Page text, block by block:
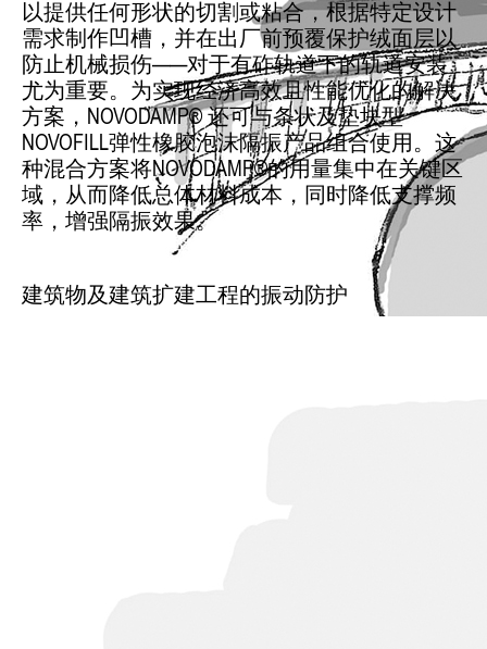
以提供任何形状的切割或粘合，根据特定设计
需求制作凹槽，并在出厂前预覆保护绒面层以
防止机械损伤——对于有砟轨道下的轨道安装
尤为重要。为实现经济高效且性能优化的解决
方案，NOVODAMP® 还可与条状及垫块型
NOVOFILL弹性橡胶泡沫隔振产品组合使用。这
种混合方案将NOVODAMP®的用量集中在关键区
域，从而降低总体材料成本，同时降低支撑频
率，增强隔振效果。
建筑物及建筑扩建工程的振动防护